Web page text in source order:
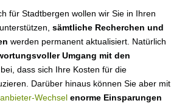
für Stadtbergen wollen wir Sie in Ihren
sämtliche Recherchen und
werden permanent aktualisiert. Natürlich
Umgang mit den
dass sich Ihre Kosten für die
Darüber hinaus können Sie aber mit
Wechsel enorme Einsparungen